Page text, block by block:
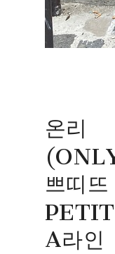
온리
쁘띠뜨
A라인